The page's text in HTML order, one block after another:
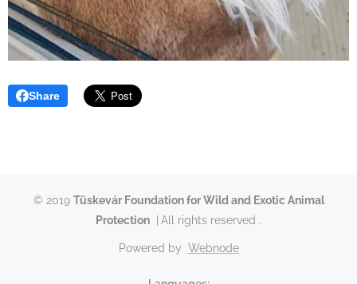
Share
© 2019 Tüskevár Foundation for Wild and Exotic Animal
Protection
All rights reserved .
Powered by Webnode